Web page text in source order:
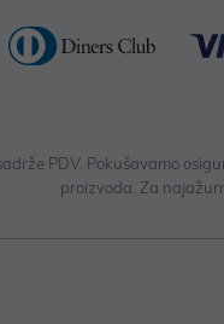
PDV. Pokušavamo
proizvoda. Za